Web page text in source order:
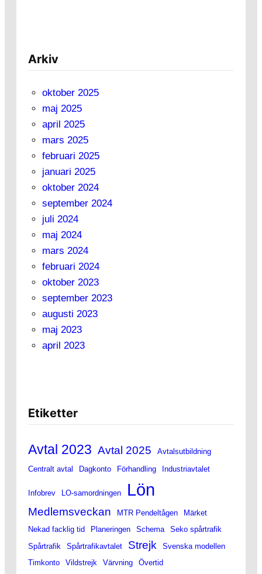
Arkiv
oktober 2025
maj 2025
april 2025
mars 2025
februari 2025
januari 2025
oktober 2024
september 2024
juli 2024
maj 2024
mars 2024
februari 2024
oktober 2023
september 2023
augusti 2023
maj 2023
april 2023
Etiketter
Avtal 2023 Avtal 2025
Avtalsutbildning
Centralt avtal
Dagkonto Förhandling Industriavtalet
Infobrev LO-samordningen Lön
Medlemsveckan MTR Pendeltågen
Märket
Nekad facklig tid
Planeringen Schema
Seko spårtrafik
Spårtrafik
Spårtrafikavtalet Strejk
Svenska modellen
Timkonto
Vildstrejk Värvning Övertid